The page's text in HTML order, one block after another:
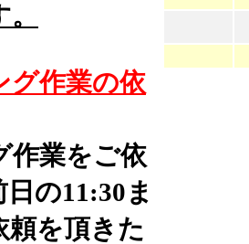
グ作業の依
作業をご依
の11:30ま
頼を頂きた